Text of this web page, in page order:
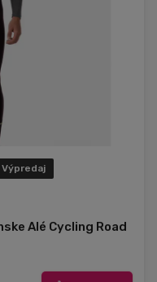
Výpredaj
Alé Cycling Road